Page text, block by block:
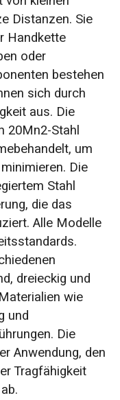
Distanzen. Sie
Handkette
oder
bestehen
sich durch
aus. Die
20Mn2-Stahl
um
Die
Stahl
die das
Alle Modelle
dreieckig und
wie
und
Die
Anwendung, den
Tragfähigkeit